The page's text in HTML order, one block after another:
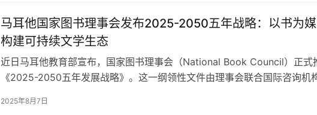
马耳他国家图书理事会发布2025-2050五年战略：以书为媒
构建可持续文学生态
近日马耳他教育部宣布，国家图书理事会（National Book Council）正式
《2025-2050五年发展战略》。这一纲领性文件由理事会联合国际咨询机
籍在马耳他文化、教育和经济中的核心地位。 四大支柱战略：从本土深耕到
2025年8月7日